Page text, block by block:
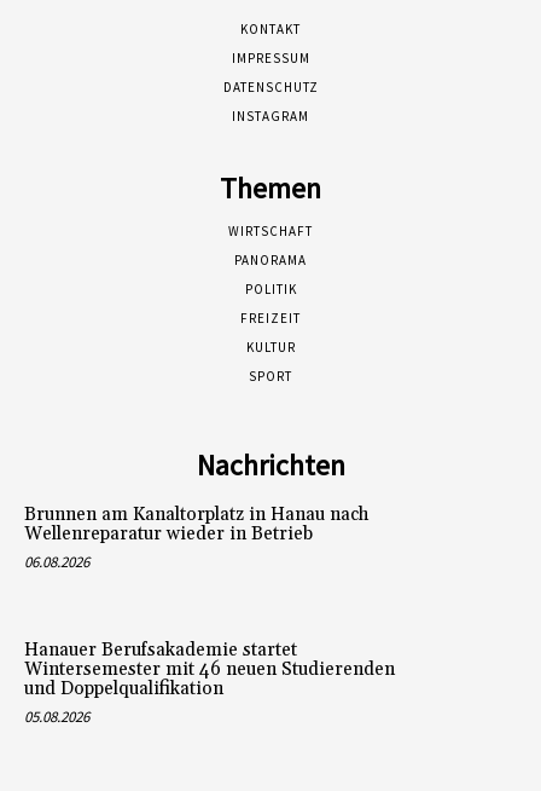
KONTAKT
IMPRESSUM
DATENSCHUTZ
INSTAGRAM
Themen
WIRTSCHAFT
PANORAMA
POLITIK
FREIZEIT
KULTUR
SPORT
Nachrichten
Brunnen am Kanaltorplatz in Hanau nach
Wellenreparatur wieder in Betrieb
06.08.2026
Hanauer Berufsakademie startet
Wintersemester mit 46 neuen Studierenden
und Doppelqualifikation
05.08.2026